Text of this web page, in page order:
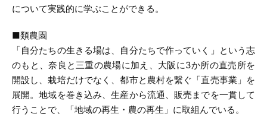
について実践的に学ぶことができる。
■類農園
「自分たちの生きる場は、自分たちで作っていく」という志
のもと、奈良と三重の農場に加え、大阪に3か所の直売所を
開設し、栽培だけでなく、都市と農村を繋ぐ「直売事業」を
展開。地域を巻き込み、生産から流通、販売までを一貫して
行うことで、「地域の再生・農の再生」に取組んでいる。